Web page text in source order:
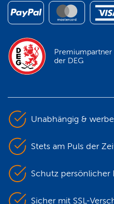
Premiumpartner
der DEG
Unabhängig &
Stets am Puls der
Schutz persönlicher
Sicher mit SSL-